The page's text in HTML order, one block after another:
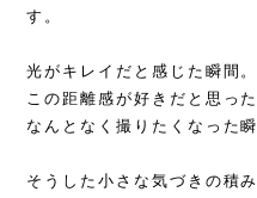
す。
光がキレイだと感じた瞬間。
この距離感が好きだと思った
なんとなく撮りたくなった瞬
そうした小さな気づきの積